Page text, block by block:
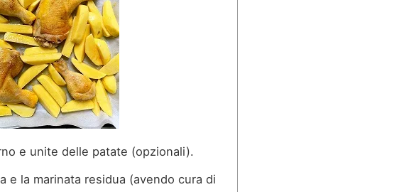
e unite delle patate (opzionali).
la marinata residua (avendo cura di